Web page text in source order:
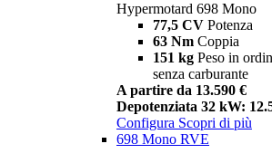
Hypermotard 698 Mono
77,5 CV Potenza
63 Nm Coppia
151 kg Peso in
senza carburante
A partire da 13.590 €
Depotenziata 32 kW:
Configura Scopri di più
698 Mono RVE